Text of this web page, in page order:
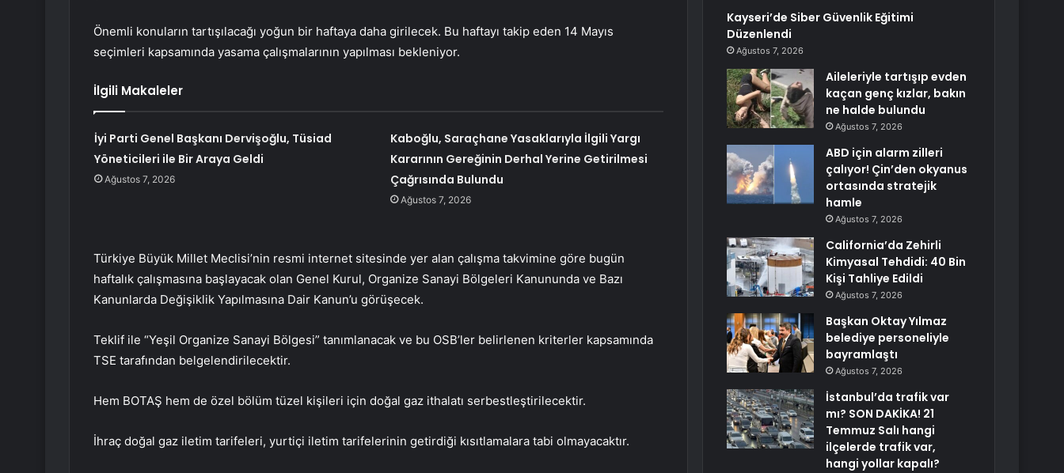
Önemli konuların tartışılacağı yoğun bir haftaya daha girilecek. Bu haftayı takip eden 14 Mayıs
seçimleri kapsamında yasama çalışmalarının yapılması bekleniyor.
İlgili Makaleler
İyi Parti Genel Başkanı Dervişoğlu, Tüsiad
Yöneticileri ile Bir Araya Geldi
Ağustos 7, 2026
Kaboğlu, Saraçhane Yasaklarıyla İlgili Yargı
Kararının Gereğinin Derhal Yerine Getirilmesi
Çağrısında Bulundu
Ağustos 7, 2026
Türkiye Büyük Millet Meclisi’nin resmi internet sitesinde yer alan çalışma takvimine göre bugün
haftalık çalışmasına başlayacak olan Genel Kurul, Organize Sanayi Bölgeleri Kanununda ve Bazı
Kanunlarda Değişiklik Yapılmasına Dair Kanun’u görüşecek.
Teklif ile “Yeşil Organize Sanayi Bölgesi” tanımlanacak ve bu OSB’ler belirlenen kriterler kapsamında
TSE tarafından belgelendirilecektir.
Hem BOTAŞ hem de özel bölüm tüzel kişileri için doğal gaz ithalatı serbestleştirilecektir.
İhraç doğal gaz iletim tarifeleri, yurtiçi iletim tarifelerinin getirdiği kısıtlamalara tabi olmayacaktır.
Kayseri’de Siber Güvenlik Eğitimi
Düzenlendi
Ağustos 7, 2026
Aileleriyle tartışıp evden
kaçan genç kızlar, bakın
ne halde bulundu
Ağustos 7, 2026
ABD için alarm zilleri
çalıyor! Çin’den okyanus
ortasında stratejik
hamle
Ağustos 7, 2026
California’da Zehirli
Kimyasal Tehdidi: 40 Bin
Kişi Tahliye Edildi
Ağustos 7, 2026
Başkan Oktay Yılmaz
belediye personeliyle
bayramlaştı
Ağustos 7, 2026
İstanbul’da trafik var
mı? SON DAKİKA! 21
Temmuz Salı hangi
ilçelerde trafik var,
hangi yollar kapalı?